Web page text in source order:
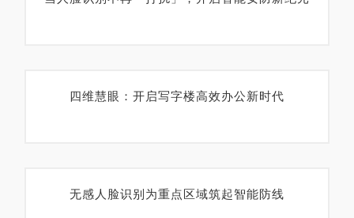
四维慧眼：开启写字楼高效办公新时代
无感人脸识别为重点区域筑起智能防线